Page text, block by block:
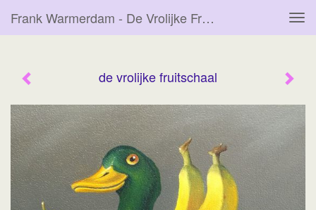
Frank Warmerdam - De Vrolijke Fruitschaal
de vrolijke fruitschaal